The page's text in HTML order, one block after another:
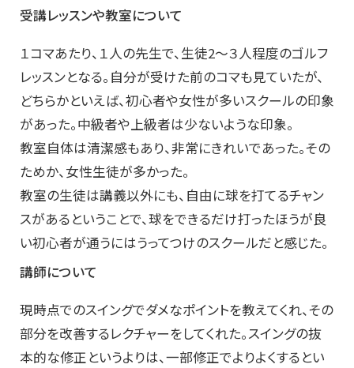
受講レッスンや教室について
１コマあたり、１人の先生で、生徒2～３人程度のゴルフ
レッスンとなる。自分が受けた前のコマも見ていたが、
どちらかといえば、初心者や女性が多いスクールの印象
があった。中級者や上級者は少ないような印象。
教室自体は清潔感もあり、非常にきれいであった。その
ためか、女性生徒が多かった。
教室の生徒は講義以外にも、自由に球を打てるチャン
スがあるということで、球をできるだけ打ったほうが良
い初心者が通うにはうってつけのスクールだと感じた。
講師について
現時点でのスイングでダメなポイントを教えてくれ、その
部分を改善するレクチャーをしてくれた。スイングの抜
本的な修正というよりは、一部修正でよりよくするとい